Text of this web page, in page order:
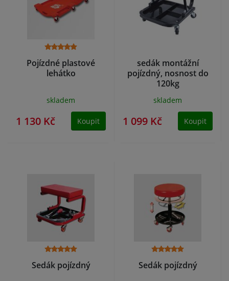
Pojízdné plastové
lehátko
skladem
1 130 Kč Koupit
sedák montážní
pojízdný, nosnost do
120kg
skladem
1 099 Kč Koupit
Sedák pojízdný Sedák pojízdný